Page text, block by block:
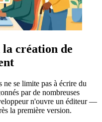
création de
se limite pas à écrire du
par de nombreuses
n'ouvre un éditeur —
la première version.